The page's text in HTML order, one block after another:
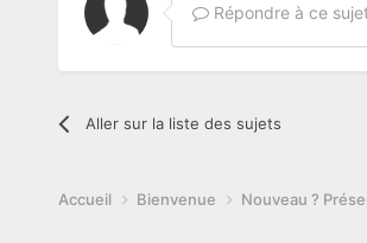
Répondre à ce
Aller sur la liste des sujets
Accueil Bienvenue Nouveau ?